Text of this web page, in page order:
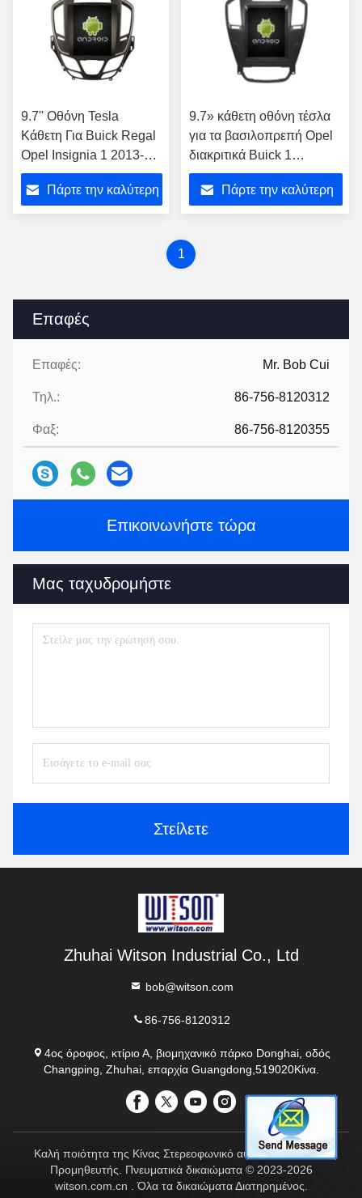
Επαφές
Επαφές: Mr. Bob Cui
Τηλ.: 86-756-8120312
Φαξ: 86-756-8120355
Επικοινωνήστε τώρα
Μας ταχυδρομήστε
Στείλετε
9.7'' Οθόνη Tesla
Κάθετη Για Buick Regal
Opel Insignia 1 2013-
2017 Android Car
Multimedia Player
Πάρτε την καλύτερη
9.7» κάθετη οθόνη τέσλα
για τα βασιλοπρεπή Opel
διακριτικά Buick 1
αρρενωπός φορέας
πολυμέσων αυτοκινήτων
2008-2013
Πάρτε την καλύτερη
1
Zhuhai Witson Industrial Co., Ltd
bob@witson.com
86-756-8120312
4ος όροφος, κτίριο Α, βιομηχανικό πάρκο Donghai, οδός
Changping, Zhuhai, επαρχία Guangdong,519020Κίνα.
Καλή ποιότητα της Κίνας Στερεοφωνικό αυτοκινήτου AUDI
Προμηθευτής. Πνευματικά δικαιώματα © 2023-2026
witson.com.cn . Όλα τα δικαιώματα Διατηρημένος.